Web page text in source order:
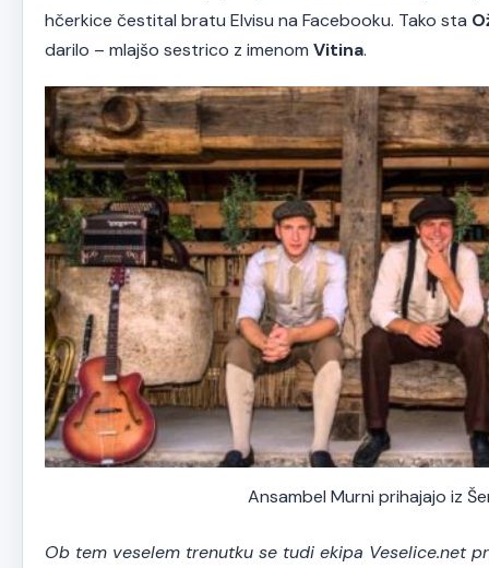
hčerkice čestital bratu Elvisu na Facebooku. Tako sta
darilo – mlajšo sestrico z imenom Vitina.
Ansambel Murni prihajajo iz
Ob tem veselem trenutku se tudi ekipa Veselice.net